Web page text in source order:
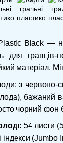
Black —
для гравців-
матеріал.
з червоно-
бажаний
чорний фон
54 листи
індекси (Jumbo